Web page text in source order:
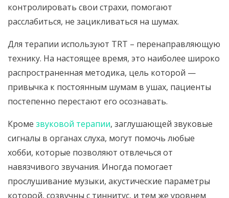
контролировать свои страхи, помогают
расслабиться, не зацикливаться на шумах.
Для терапии используют TRT – перенаправляющую
технику. На настоящее время, это наиболее широко
распространенная методика, цель которой —
привычка к постоянным шумам в ушах, пациенты
постепенно перестают его осознавать.
Кроме звуковой терапии, заглушающей звуковые
сигналы в органах слуха, могут помочь любые
хобби, которые позволяют отвлечься от
навязчивого звучания. Иногда помогает
прослушивание музыки, акустические параметры
которой, созвучны с тиннитус, и тем же уровнем